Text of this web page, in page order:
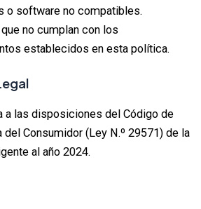
o software no compatibles.
no cumplan con los
establecidos en esta política.
a las disposiciones del Código de
Consumidor (Ley N.º 29571) de la
al año 2024.